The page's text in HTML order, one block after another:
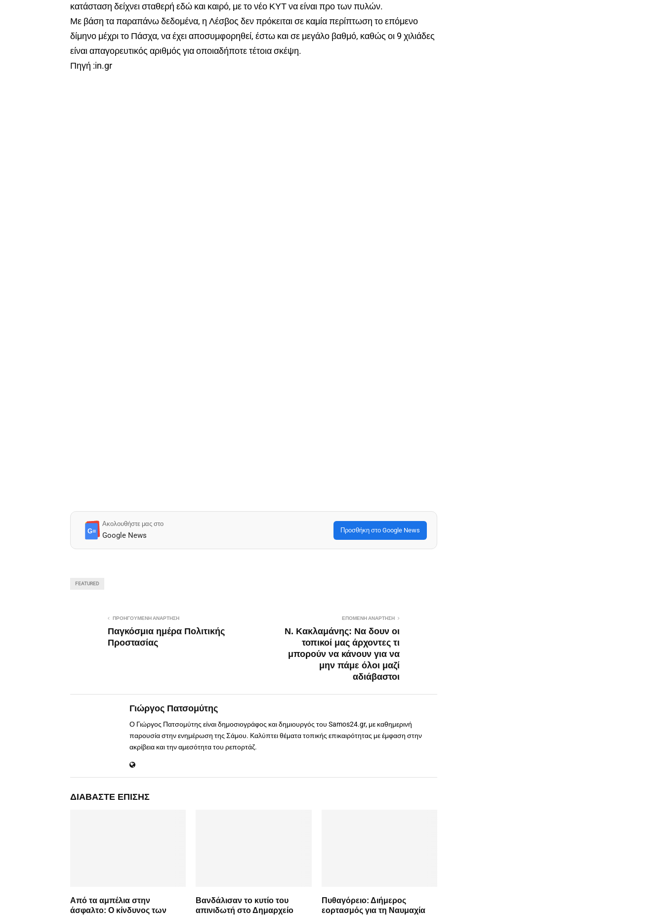
κατάσταση δείχνει σταθερή εδώ και καιρό, με το νέο ΚΥΤ να είναι προ των πυλών.
Με βάση τα παραπάνω δεδομένα, η Λέσβος δεν πρόκειται σε καμία περίπτωση το επόμενο
δίμηνο μέχρι το Πάσχα, να έχει αποσυμφορηθεί, έστω και σε μεγάλο βαθμό, καθώς οι 9 χιλιάδες
είναι απαγορευτικός αριθμός για οποιαδήποτε τέτοια σκέψη.
Πηγή :in.gr
G≡
Ακολουθήστε μας στο
Google News
Προσθήκη στο Google News
FEATURED
ΠΡΟΗΓΟΎΜΕΝΗ ΑΝΆΡΤΗΣΗ
Παγκόσμια ημέρα Πολιτικής
Προστασίας
ΕΠΌΜΕΝΗ ΑΝΆΡΤΗΣΗ
Ν. Κακλαμάνης: Να δουν οι
τοπικοί μας άρχοντες τι
μπορούν να κάνουν για να
μην πάμε όλοι μαζί
αδιάβαστοι
Γιώργος Πατσομύτης
Ο Γιώργος Πατσομύτης είναι δημοσιογράφος και δημιουργός του Samos24.gr, με καθημερινή
παρουσία στην ενημέρωση της Σάμου. Καλύπτει θέματα τοπικής επικαιρότητας με έμφαση στην
ακρίβεια και την αμεσότητα του ρεπορτάζ.
ΔΙΑΒΆΣΤΕ ΕΠΊΣΗΣ
Από τα αμπέλια στην
άσφαλτο: Ο κίνδυνος των
Βανδάλισαν το κυτίο του
απινιδωτή στο Δημαρχείο
Πυθαγόρειο: Διήμερος
εορτασμός για τη Ναυμαχία